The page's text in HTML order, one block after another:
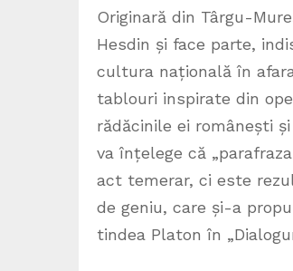
Originară din Târgu-
Hesdin și face parte,
cultura națională în
tablouri inspirate din
rădăcinile ei românești
va înțelege că
act temerar, ci este
de geniu, care și-a
tindea Platon în